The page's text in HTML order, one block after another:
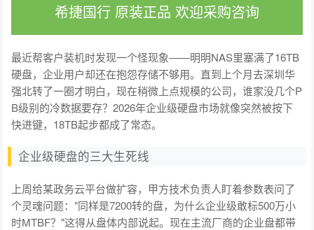
希捷国行 原装正品 欢迎采购咨询
最近帮客户装机时发现一个怪现象——明明NAS里塞满了16TB
硬盘，企业用户却还在抱怨存储不够用。直到上个月去深圳华
强北转了一圈才明白，现在稍微上点规模的公司，谁家没几个P
B级别的冷数据要存？2026年企业级硬盘市场就像突然被按下
快进键，18TB起步都成了常态。
企业级硬盘的三大生死线
上周给某政务云平台做扩容，甲方技术负责人盯着参数表问了
个灵魂问题："同样是7200转的盘，为什么企业级敢标500万小
时MTBF？"这得从盘体内部说起。现在主流厂商的企业盘都带